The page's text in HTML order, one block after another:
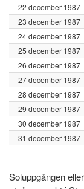
22 december 1987
23 december 1987
24 december 1987
25 december 1987
26 december 1987
27 december 1987
28 december 1987
29 december 1987
30 december 1987
31 december 1987
Soluppgången